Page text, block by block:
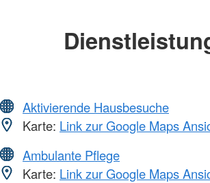
Aktivierende Hausbesuche
Karte: Link zur Google Maps
Ambulante Pflege
Karte: Link zur Google Maps